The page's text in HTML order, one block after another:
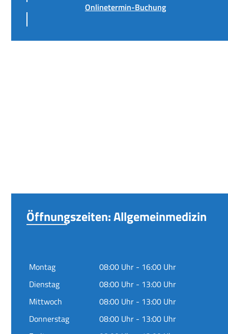
Onlinetermin-Buchung
Öffnungszeiten: Allgemeinmedizin
Montag
08:00 Uhr - 16:00 Uhr
Dienstag
08:00 Uhr - 13:00 Uhr
Mittwoch
08:00 Uhr - 13:00 Uhr
Donnerstag
08:00 Uhr - 13:00 Uhr